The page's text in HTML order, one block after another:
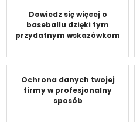
Dowiedz się więcej o
baseballu dzięki tym
przydatnym wskazówkom
Ochrona danych twojej
firmy w profesjonalny
sposób